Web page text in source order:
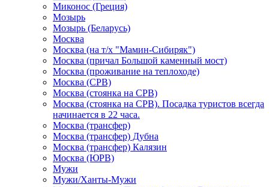
Миконос (Греция)
Мозырь
Мозырь (Беларусь)
Москва
Москва (на т/х "Мамин-Сибиряк")
Москва (причал Большой каменный мост)
Москва (проживание на теплоходе)
Москва (СРВ)
Москва (стоянка на СРВ)
Москва (стоянка на СРВ). Посадка туристов всегда
начинается в 22 часа.
Москва (трансфер)
Москва (трансфер) Дубна
Москва (трансфер) Калязин
Москва (ЮРВ)
Мужи
Мужи/Ханты-Мужи